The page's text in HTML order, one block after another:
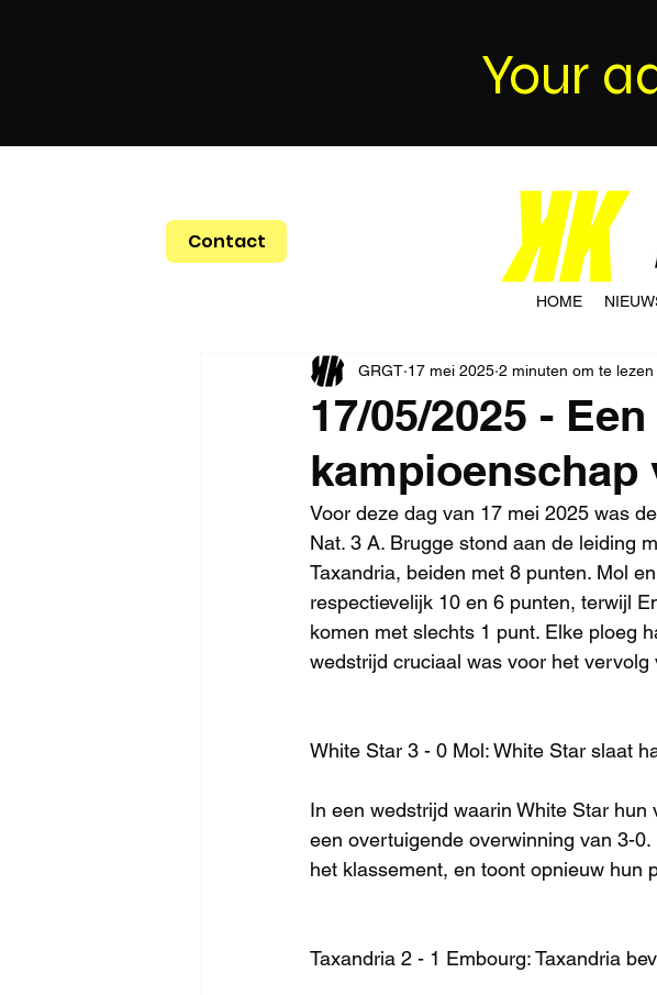
Your
Contact
HOME
17/05/2025 -
kampioenschap
GRGT 17 mei 2025 2 minuten om te lezen
Voor deze dag van 17 mei 2025 was
Nat. 3 A. Brugge stond aan de leiding
Taxandria, beiden met 8 punten. Mol
respectievelijk 10 en 6 punten, terwijl
komen met slechts 1 punt. Elke ploeg
wedstrijd cruciaal was voor het vervolg
White Star 3 - 0 Mol: White Star slaat
In een wedstrijd waarin White Star
een overtuigende overwinning van 3-
het klassement, en toont opnieuw hun
Taxandria 2 - 1 Embourg: Taxandria